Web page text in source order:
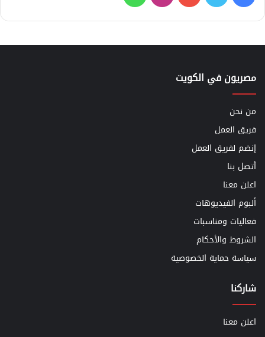
مصريون في الكويت
من نحن
فريق العمل
إنضم لفريق العمل
أتصل بنا
اعلن معنا
ألبوم الفيديوهات
فعاليات ومناسبات
الشروط والأحكام
سياسة حماية الخصوصية
شاركنا
اعلن معنا